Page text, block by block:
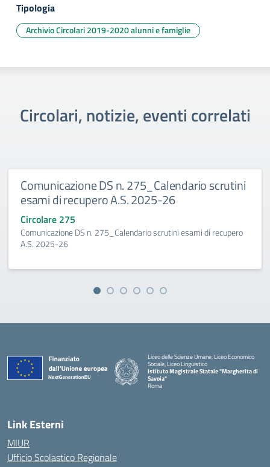
Tipologia
Archivio Circolari 2019-2020 alunni e famiglie
Circolari, notizie, eventi correlati
Comunicazione DS n. 275_Calendario scrutini
esami di recupero A.S. 2025-26
Circolare 275
Comunicazione DS n. 275_Calendario scrutini esami di recupero
A.S. 2025-26
Liceo delle Scienze Umane, Liceo Economico
Sociale, Liceo Linguistico
Istituto Magistrale Statale "Margherita di
Savoia"
Roma
Link Esterni
MIUR
Ufficio Scolastico Regionale